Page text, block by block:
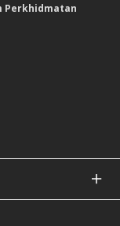
Perkhidmatan